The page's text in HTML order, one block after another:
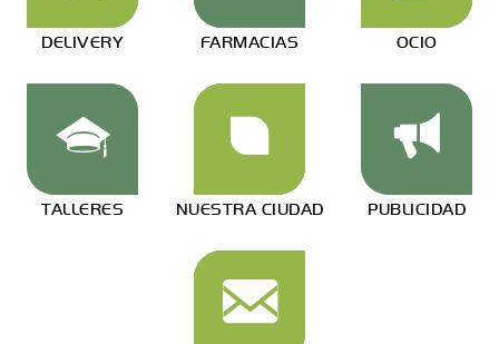
DELIVERY FARMACIAS OCIO
TALLERES NUESTRA CIUDAD PUBLICIDAD